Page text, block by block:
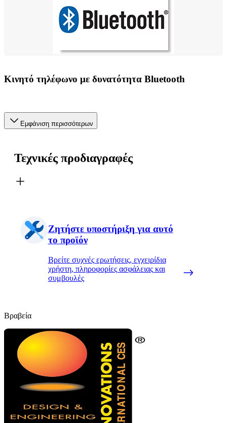
Κινητό τηλέφωνο με δυνατότητα Bluetooth
Εμφάνιση περισσότερων
Τεχνικές προδιαγραφές
Ζητήστε υποστήριξη για αυτό
το προϊόν
Βρείτε συχνές ερωτήσεις, εγχειρίδια
χρήστη, πληροφορίες ασφάλειας και
συμβουλές
Βραβεία